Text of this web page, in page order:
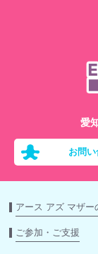
愛
お問
アース アズ マザー
ご参加・ご支援